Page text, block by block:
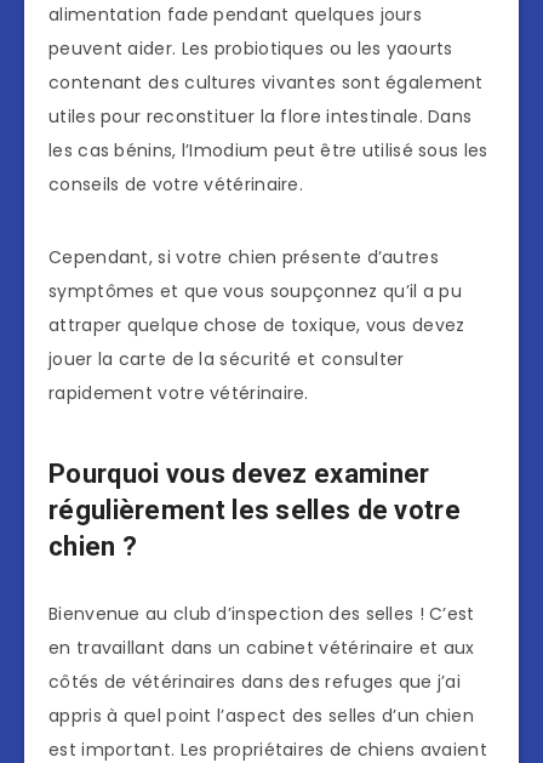
alimentation fade pendant quelques jours
peuvent aider. Les probiotiques ou les yaourts
contenant des cultures vivantes sont également
utiles pour reconstituer la flore intestinale. Dans
les cas bénins, l’Imodium peut être utilisé sous les
conseils de votre vétérinaire.
Cependant, si votre chien présente d’autres
symptômes et que vous soupçonnez qu’il a pu
attraper quelque chose de toxique, vous devez
jouer la carte de la sécurité et consulter
rapidement votre vétérinaire.
Pourquoi vous devez examiner
régulièrement les selles de votre
chien ?
Bienvenue au club d’inspection des selles ! C’est
en travaillant dans un cabinet vétérinaire et aux
côtés de vétérinaires dans des refuges que j’ai
appris à quel point l’aspect des selles d’un chien
est important. Les propriétaires de chiens avaient